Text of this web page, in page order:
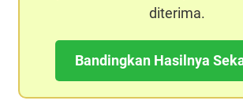
diterima.
Bandingkan Hasilnya